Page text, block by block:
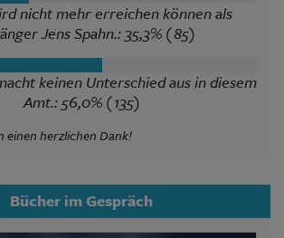
nicht mehr erreichen können als
Jens Spahn.: 35,3% (85)
keinen Unterschied aus in diesem
Amt.: 56,0% (135)
einen herzlichen Dank!
Bücher im Gespräch